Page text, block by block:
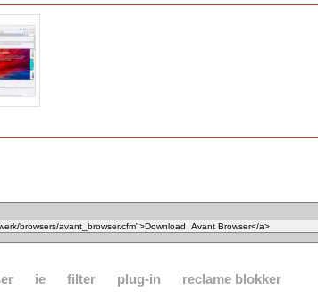
ie filter plug-in reclame blokker